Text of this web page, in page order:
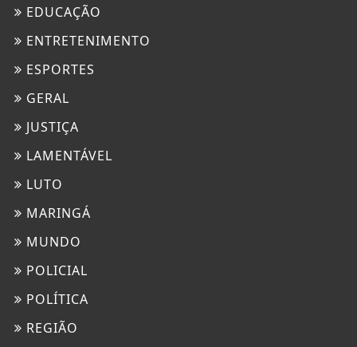
EDUCAÇÃO
ENTRETENIMENTO
ESPORTES
GERAL
JUSTIÇA
LAMENTÁVEL
LUTO
MARINGÁ
MUNDO
POLICIAL
POLÍTICA
REGIÃO